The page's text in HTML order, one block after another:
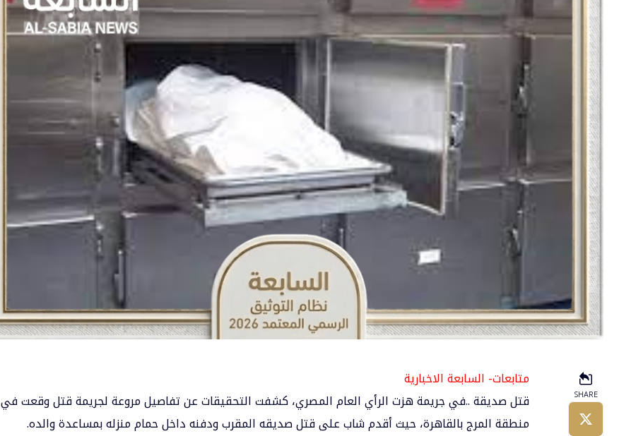
SHARE
متابعات- السابعة الاخبارية
قتل صديقة ..في جريمة هزت الرأي العام المصري، كشفت التحقيقات عن تفاصيل مروعة لجريمة قتل وقعت في
منطقة المرجبالقاهرة، حيث أقدم شاب على قتل صديقه المقرب ودفنه داخل حمام منزله بمساعدة والده.